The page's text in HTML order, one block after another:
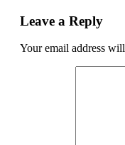
Leave a Reply
Your email address